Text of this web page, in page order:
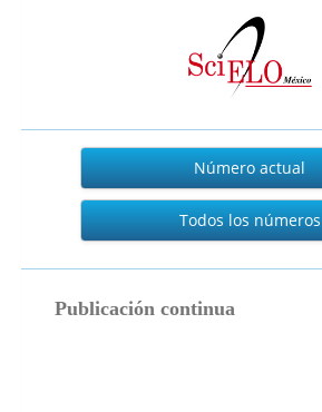
Actual
Número actual
Todos los números
Publicación continua